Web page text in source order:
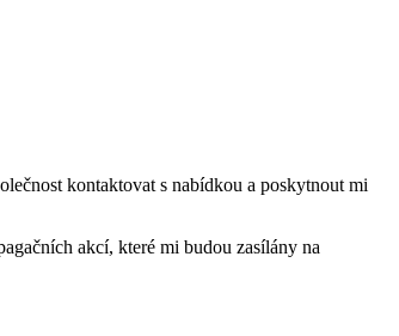
kontaktovat s nabídkou a poskytnout mi
akcí, které mi budou zasílány na